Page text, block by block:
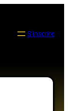
S’inscrire